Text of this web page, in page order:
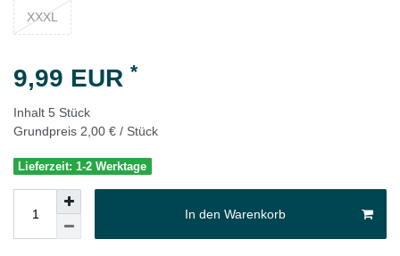
XXXL
9,99 EUR *
Inhalt 5 Stück
Grundpreis 2,00 € / Stück
Lieferzeit: 1-2 Werktage
In den Warenkorb